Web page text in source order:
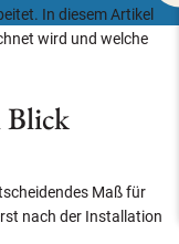
In diesem Artikel
wird und welche
Blick
Maß für
nach der Installation